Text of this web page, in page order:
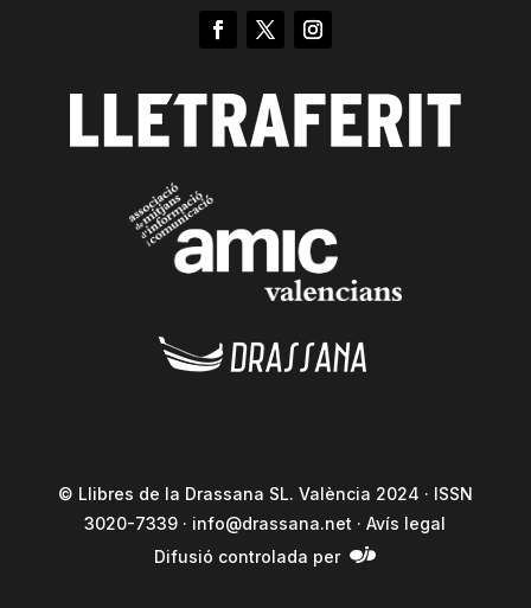
© Llibres de la Drassana SL. València 2024 · ISSN
3020-7339 · info@drassana.net ·Avís legal
Difusió controlada per